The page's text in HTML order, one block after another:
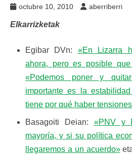
octubre 10, 2010 aberriberri
Elkarrizketak
Egibar DVn: «En Lizarra
ahora, pero es posible
«Podemos poner y
importante es la
tiene por qué haber
Basagoiti Deian: «PNV y
mayoría, y si su política
llegaremos a un acuerdo»